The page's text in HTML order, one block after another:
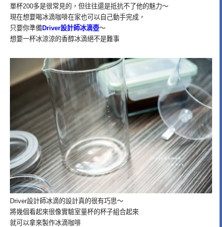
單杯200多是很常見的，但往往還是抵抗不了他的魅力～
現在想要喝冰滴咖啡在家也可以自己動手完成，
只要你準備Driver設計師冰滴壺～
想要一杯冰涼涼的香醇冰滴絕不是難事
Driver設計師冰滴的設計真的很有巧思～
將幾個看起來很像實驗室量杯的杯子組合起來
就可以拿來製作冰滴咖啡